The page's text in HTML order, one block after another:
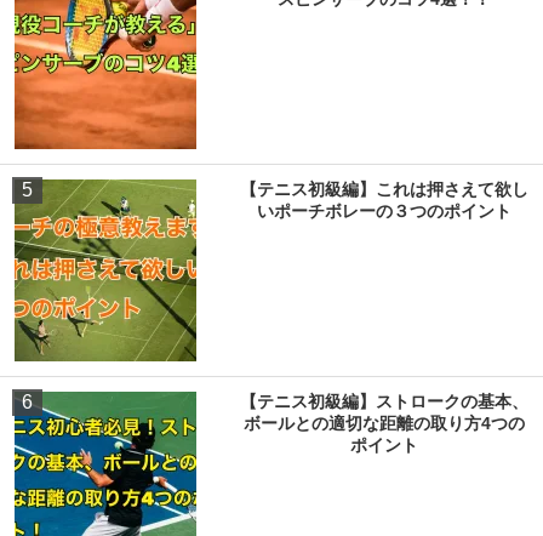
5
【テニス初級編】これは押さえて欲し
いポーチボレーの３つのポイント
6
【テニス初級編】ストロークの基本、
ボールとの適切な距離の取り方4つの
ポイント